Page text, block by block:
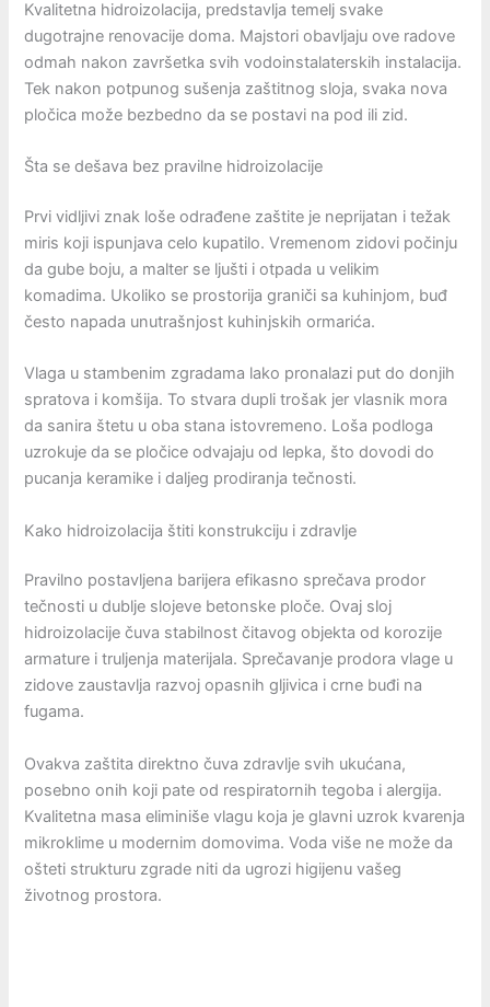
Kvalitetna hidroizolacija, predstavlja temelj svake
dugotrajne renovacije doma. Majstori obavljaju ove radove
odmah nakon završetka svih vodoinstalaterskih instalacija.
Tek nakon potpunog sušenja zaštitnog sloja, svaka nova
pločica može bezbedno da se postavi na pod ili zid.
Šta se dešava bez pravilne hidroizolacije
Prvi vidljivi znak loše odrađene zaštite je neprijatan i težak
miris koji ispunjava celo kupatilo. Vremenom zidovi počinju
da gube boju, a malter se ljušti i otpada u velikim
komadima. Ukoliko se prostorija graniči sa kuhinjom, buđ
često napada unutrašnjost kuhinjskih ormarića.
Vlaga u stambenim zgradama lako pronalazi put do donjih
spratova i komšija. To stvara dupli trošak jer vlasnik mora
da sanira štetu u oba stana istovremeno. Loša podloga
uzrokuje da se pločice odvajaju od lepka, što dovodi do
pucanja keramike i daljeg prodiranja tečnosti.
Kako hidroizolacija štiti konstrukciju i zdravlje
Pravilno postavljena barijera efikasno sprečava prodor
tečnosti u dublje slojeve betonske ploče. Ovaj sloj
hidroizolacije čuva stabilnost čitavog objekta od korozije
armature i truljenja materijala. Sprečavanje prodora vlage u
zidove zaustavlja razvoj opasnih gljivica i crne buđi na
fugama.
Ovakva zaštita direktno čuva zdravlje svih ukućana,
posebno onih koji pate od respiratornih tegoba i alergija.
Kvalitetna masa eliminiše vlagu koja je glavni uzrok kvarenja
mikroklime u modernim domovima. Voda više ne može da
ošteti strukturu zgrade niti da ugrozi higijenu vašeg
životnog prostora.